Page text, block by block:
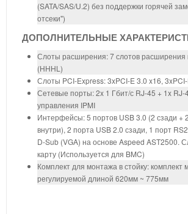
(SATA/SAS/U.2) без поддержки горячей
отсеки")
ДОПОЛНИТЕЛЬНЫЕ
Слоты расширения: 7 слотов расширения
(HHHL)
Слоты PCI-Express: 3xPCI-E 3.0 x16,
Сетевые порты: 2x 1 Гбит/с RJ-45 + 1x
управления IPMI
Интерфейсы: 5 портов USB 3.0 (2 сзади +
внутри), 2 порта USB 2.0 сзади, 1 порт
D-Sub (VGA) на основе Aspeed AST2500.
карту (Используется для BMC)
Комплект для монтажа в стойку: комплект
регулируемой длиной 620мм ~ 775мм